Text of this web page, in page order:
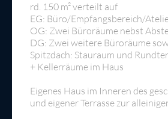
rd. 150 m² verteilt auf
EG: Büro/Empfangsbereich/
OG: Zwei Büroräume nebst
DG: Zwei weitere Büroräume
Spitzdach: Stauraum und
+ Kellerräume im Haus
Eigenes Haus im Inneren des
und eigener Terrasse zur